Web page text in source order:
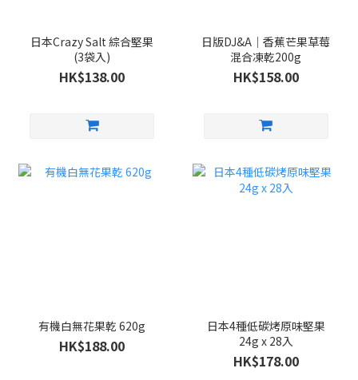
日本Crazy Salt 綜合堅果
(3袋入)
HK$138.00
日版DJ&A｜香蕉芒果草莓
混合凍乾200g
HK$158.00
有機白無花果乾 620g
HK$188.00
日本4種低碳烤原味堅果
24g x 28入
HK$178.00